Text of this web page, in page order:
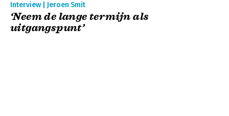
Interview | Jeroen Smit
‘Neem de lange termijn als
uitgangspunt’